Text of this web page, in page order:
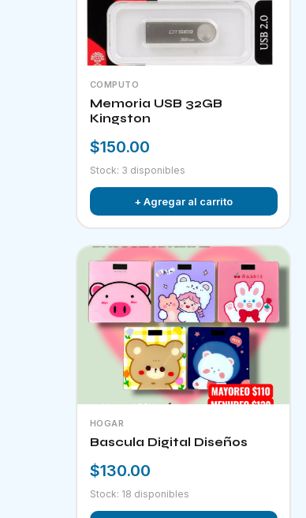
COMPUTO
Memoria USB 32GB
Kingston
$150.00
Stock: 3 disponibles
+ Agregar al carrito
HOGAR
Bascula Digital Diseños
$130.00
Stock: 18 disponibles